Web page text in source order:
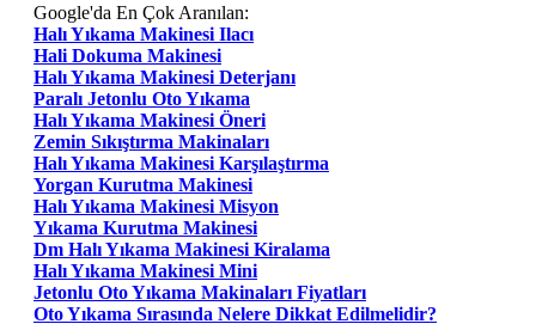
Google'da En Çok Aranılan:
Halı Yıkama Makinesi Ilacı
Hali Dokuma Makinesi
Halı Yıkama Makinesi Deterjanı
Paralı Jetonlu Oto Yıkama
Halı Yıkama Makinesi Öneri
Zemin Sıkıştırma Makinaları
Halı Yıkama Makinesi Karşılaştırma
Yorgan Kurutma Makinesi
Halı Yıkama Makinesi Misyon
Yıkama Kurutma Makinesi
Dm Halı Yıkama Makinesi Kiralama
Halı Yıkama Makinesi Mini
Jetonlu Oto Yıkama Makinaları Fiyatları
Oto Yıkama Sırasında Nelere Dikkat Edilmelidir?